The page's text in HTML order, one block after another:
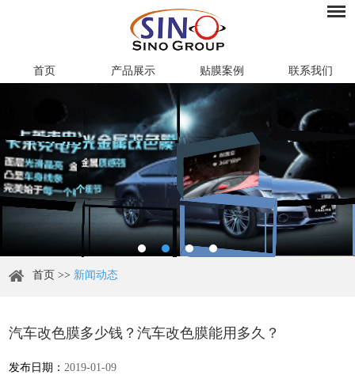
首页 产品展示 贴膜案例 联系我们
首页 >> 新闻动态
汽车改色膜多少钱？汽车改色膜能用多久？
发布日期： 2019-01-09